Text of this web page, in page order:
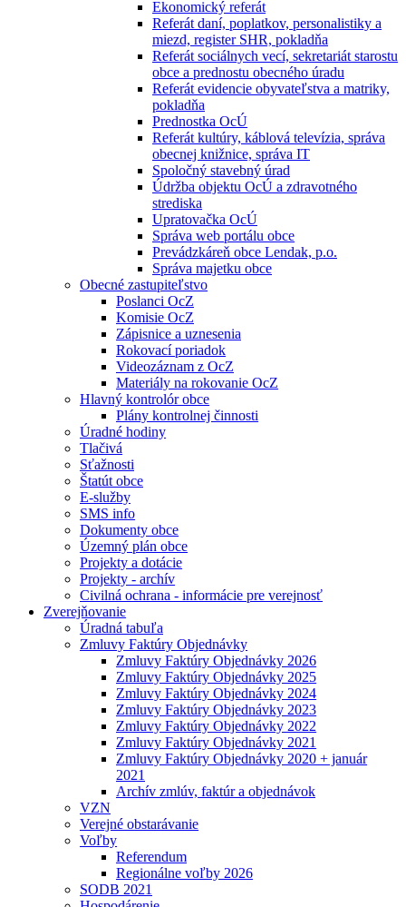
Ekonomický referát
Referát daní, poplatkov, personalistiky a
miezd, register SHR, pokladňa
Referát sociálnych vecí, sekretariát starostu
obce a prednostu obecného úradu
Referát evidencie obyvateľstva a matriky,
pokladňa
Prednostka OcÚ
Referát kultúry, káblová televízia, správa
obecnej knižnice, správa IT
Spoločný stavebný úrad
Údržba objektu OcÚ a zdravotného
strediska
Upratovačka OcÚ
Správa web portálu obce
Prevádzkáreň obce Lendak, p.o.
Správa majetku obce
Obecné zastupiteľstvo
Poslanci OcZ
Komisie OcZ
Zápisnice a uznesenia
Rokovací poriadok
Videozáznam z OcZ
Materiály na rokovanie OcZ
Hlavný kontrolór obce
Plány kontrolnej činnosti
Úradné hodiny
Tlačivá
Sťažnosti
Štatút obce
E-služby
SMS info
Dokumenty obce
Územný plán obce
Projekty a dotácie
Projekty - archív
Civilná ochrana - informácie pre verejnosť
Zverejňovanie
Úradná tabuľa
Zmluvy Faktúry Objednávky
Zmluvy Faktúry Objednávky 2026
Zmluvy Faktúry Objednávky 2025
Zmluvy Faktúry Objednávky 2024
Zmluvy Faktúry Objednávky 2023
Zmluvy Faktúry Objednávky 2022
Zmluvy Faktúry Objednávky 2021
Zmluvy Faktúry Objednávky 2020 + január
2021
Archív zmlúv, faktúr a objednávok
VZN
Verejné obstarávanie
Voľby
Referendum
Regionálne voľby 2026
SODB 2021